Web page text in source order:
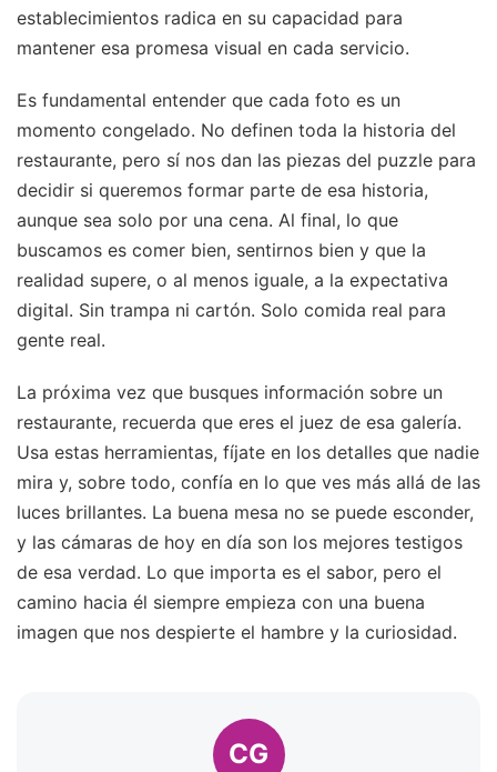
establecimientos radica en su capacidad para
mantener esa promesa visual en cada servicio.
Es fundamental entender que cada foto es un
momento congelado. No definen toda la historia del
restaurante, pero sí nos dan las piezas del puzzle para
decidir si queremos formar parte de esa historia,
aunque sea solo por una cena. Al final, lo que
buscamos es comer bien, sentirnos bien y que la
realidad supere, o al menos iguale, a la expectativa
digital. Sin trampa ni cartón. Solo comida real para
gente real.
La próxima vez que busques información sobre un
restaurante, recuerda que eres el juez de esa galería.
Usa estas herramientas, fíjate en los detalles que nadie
mira y, sobre todo, confía en lo que ves más allá de las
luces brillantes. La buena mesa no se puede esconder,
y las cámaras de hoy en día son los mejores testigos
de esa verdad. Lo que importa es el sabor, pero el
camino hacia él siempre empieza con una buena
imagen que nos despierte el hambre y la curiosidad.
CG